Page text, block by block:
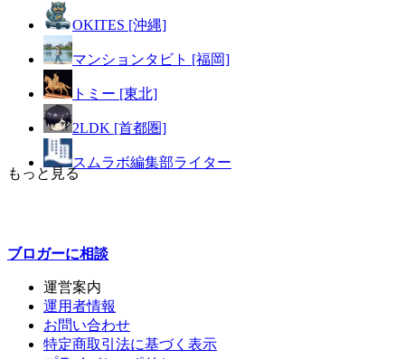
OKITES [沖縄]
マンションタビト [福岡]
トミー [東北]
2LDK [首都圏]
スムラボ編集部ライター
もっと見る
ブロガーに相談
運営案内
運用者情報
お問い合わせ
特定商取引法に基づく表示